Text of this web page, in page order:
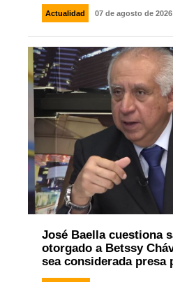
Actualidad 07 de agosto de 2026
José Baella cuestiona
otorgado a Betssy
sea considerada presa